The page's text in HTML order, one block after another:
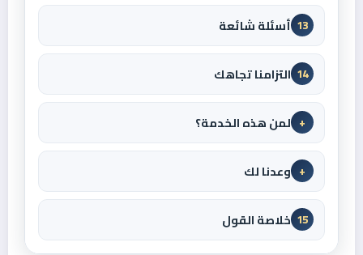
13 أسئلة شائعة
14 التزامنا تجاهك
+ لمن هذه الخدمة؟
+ وعدنا لك
15 خلاصة القول